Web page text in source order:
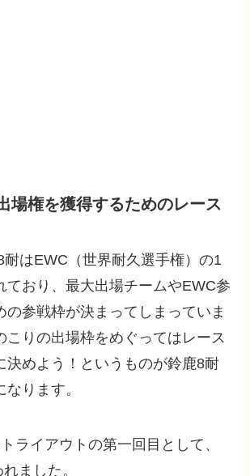
場権を獲得するためのレース
はEWC（世界耐久選手権）の1
ており、最大出場チームやEWC参
の参戦枠が決まってしまっていま
こりの出場枠をめぐってはレース
決めよう！というものが鈴鹿8耐
なります。
ライアウトの第一回目として、
ました。